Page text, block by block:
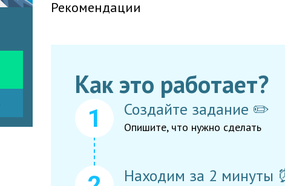
Рекомендации
Как это работает?
Создайте задание ✏️
Опишите, что нужно сделать
Находим за 2 минуты